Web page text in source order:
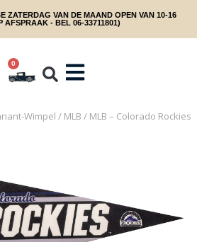
ZATERDAG VAN DE MAAND OPEN VAN 10-16
AFSPRAAK - BEL 06-33711801)
0
Wimpel / MLB / MLB – Colorado Rockies